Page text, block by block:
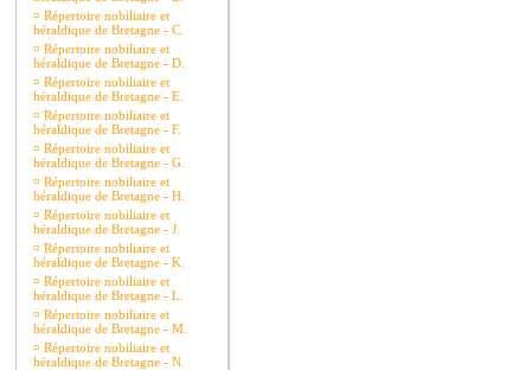
¤ Répertoire nobiliaire et
héraldique de Bretagne - C.
¤ Répertoire nobiliaire et
héraldique de Bretagne - D.
¤ Répertoire nobiliaire et
héraldique de Bretagne - E.
¤ Répertoire nobiliaire et
héraldique de Bretagne - F.
¤ Répertoire nobiliaire et
héraldique de Bretagne - G.
¤ Répertoire nobiliaire et
héraldique de Bretagne - H.
¤ Répertoire nobiliaire et
héraldique de Bretagne - J.
¤ Répertoire nobiliaire et
héraldique de Bretagne - K.
¤ Répertoire nobiliaire et
héraldique de Bretagne - L.
¤ Répertoire nobiliaire et
héraldique de Bretagne - M.
¤ Répertoire nobiliaire et
héraldique de Bretagne - N.